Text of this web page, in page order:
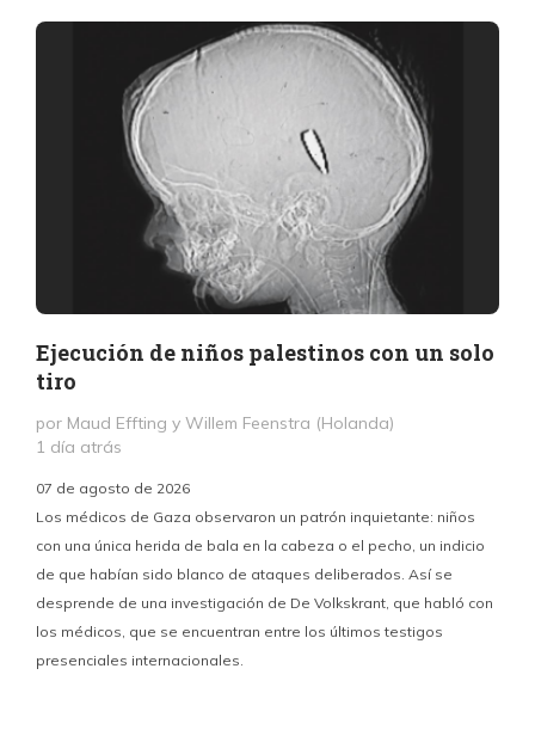
Ejecución de niños palestinos con un solo
tiro
por Maud Effting y Willem Feenstra (Holanda)
1 día atrás
07 de agosto de 2026
Los médicos de Gaza observaron un patrón inquietante: niños
con una única herida de bala en la cabeza o el pecho, un indicio
de que habían sido blanco de ataques deliberados. Así se
desprende de una investigación de De Volkskrant, que habló con
los médicos, que se encuentran entre los últimos testigos
presenciales internacionales.